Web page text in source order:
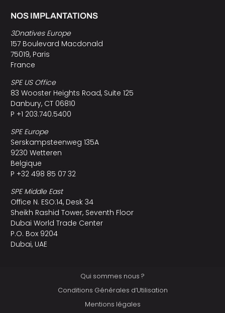
NOS IMPLANTATIONS
3Dnatives Europe
157 Boulevard Macdonald
75019, Paris
France
SPE US Office
83 Wooster Heights Road, Suite 125
Danbury, CT 06810
P +1 203.740.5400
SPE Europe
Serskampsteenweg 135A
9230 Wetteren
Belgique
P +32 498 85 07 32
SPE Middle East
Office N. ESO:14, Desk 34
Sheikh Rashid Tower, Seventh Floor
Dubai World Trade Center
P.O. Box 9204
Dubai, UAE
Qui sommes nous ?
Conditions Générales d’Utilisation
Mentions légales